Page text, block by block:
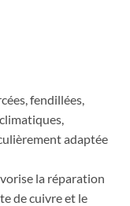
fendillées,
adaptée
la réparation
de cuivre et le